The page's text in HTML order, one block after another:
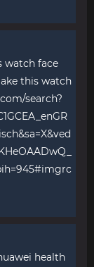
watch face
this watch
search?
health